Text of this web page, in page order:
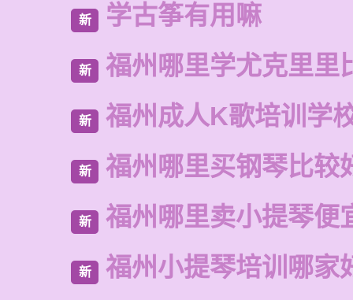
新 学古筝有用嘛
新 福州哪里学尤克里里
新 福州成人K歌培训学
新 福州哪里买钢琴比较
新 福州哪里卖小提琴便
新 福州小提琴培训哪家